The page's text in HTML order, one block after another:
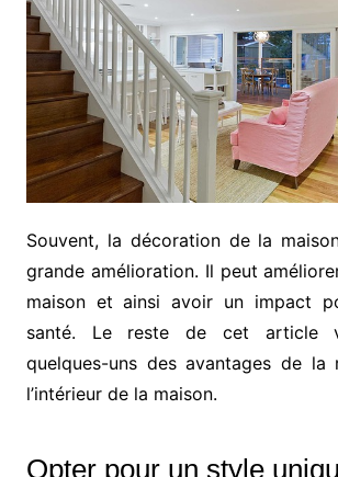
Souvent, la décoration de la
grande amélioration. Il peut
maison et ainsi avoir un impact
santé. Le reste de cet article
quelques-uns des avantages de la
l’intérieur de la maison.
Opter pour un style